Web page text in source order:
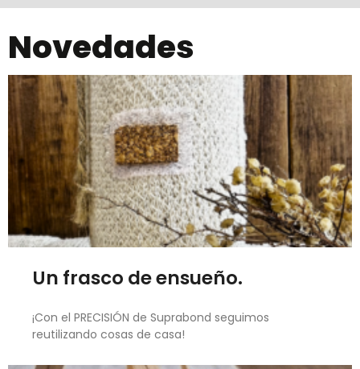
Novedades
Un frasco de ensueño.
¡Con el PRECISIÓN de Suprabond seguimos
reutilizando cosas de casa!